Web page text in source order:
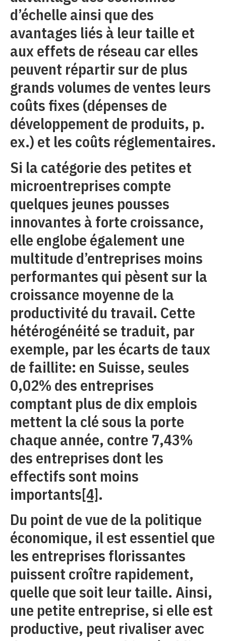
d’échelle ainsi que des
avantages liés à leur taille et
aux effets de réseau car elles
peuvent répartir sur de plus
grands volumes de ventes leurs
coûts fixes (dépenses de
développement de produits, p.
ex.) et les coûts réglementaires.
Si la catégorie des petites et
microentreprises compte
quelques jeunes pousses
innovantes à forte croissance,
elle englobe également une
multitude d’entreprises moins
performantes qui pèsent sur la
croissance moyenne de la
productivité du travail. Cette
hétérogénéité se traduit, par
exemple, par les écarts de taux
de faillite: en Suisse, seules
0,02% des entreprises
comptant plus de dix emplois
mettent la clé sous la porte
chaque année, contre 7,43%
des entreprises dont les
effectifs sont moins
importants[4].
Du point de vue de la politique
économique, il est essentiel que
les entreprises florissantes
puissent croître rapidement,
quelle que soit leur taille. Ainsi,
une petite entreprise, si elle est
productive, peut rivaliser avec